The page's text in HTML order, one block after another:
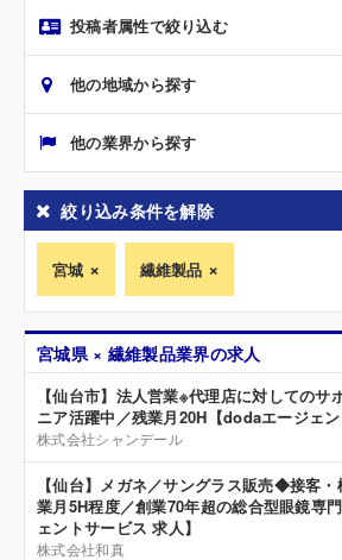
投稿者属性で絞り込む
他の地域から探す
他の業界から探す
絞り込み条件を解除
宮城 繊維製品
宮城県 × 繊維製品業界の求人
【仙台市】法人営業※代理店に対してのサ
ニア活躍中／残業月20H【dodaエージェン
株式会社シャンデール
【仙台】メガネ／サングラス販売◆接客
業月5H程度／創業70年超の総合型眼鏡専
ェントサービス 求人】
株式会社和真